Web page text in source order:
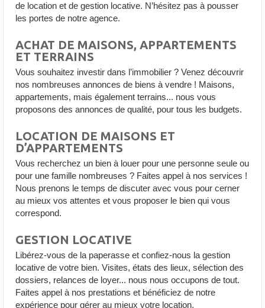
de location et de gestion locative. N’hésitez pas à pousser
les portes de notre agence.
ACHAT DE MAISONS, APPARTEMENTS
ET TERRAINS
Vous souhaitez investir dans l’immobilier ? Venez découvrir
nos nombreuses annonces de biens à vendre ! Maisons,
appartements, mais également terrains... nous vous
proposons des annonces de qualité, pour tous les budgets.
LOCATION DE MAISONS ET
D’APPARTEMENTS
Vous recherchez un bien à louer pour une personne seule ou
pour une famille nombreuses ? Faites appel à nos services !
Nous prenons le temps de discuter avec vous pour cerner
au mieux vos attentes et vous proposer le bien qui vous
correspond.
GESTION LOCATIVE
Libérez-vous de la paperasse et confiez-nous la gestion
locative de votre bien. Visites, états des lieux, sélection des
dossiers, relances de loyer... nous nous occupons de tout.
Faites appel à nos prestations et bénéficiez de notre
expérience pour gérer au mieux votre location.